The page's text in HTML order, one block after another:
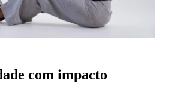
com impacto